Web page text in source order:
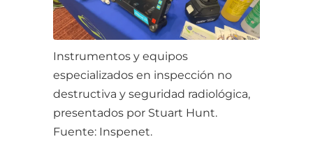
Instrumentos y equipos
especializados en inspección no
destructiva y seguridad radiológica,
presentados por Stuart Hunt.
Fuente: Inspenet.